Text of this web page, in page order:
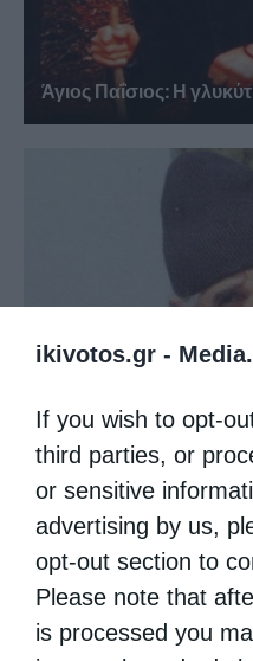
ikivotos.gr -
If you wish to opt-
third parties, or
or sensitive
advertising by us,
opt-out section to
Please note that
is processed you
Άγιος Παΐσιος: Η
Ψαλίδι στη γλώσσα